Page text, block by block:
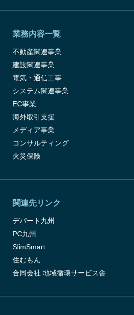
業務内容一覧
不動産関連事業
建設関連事業
電気・通信工事
システム関連事業
EC事業
海外取引支援
メディア事業
コンサルティング
火災保険
関連先リンク
デパート九州
PC九州
SlimSmart
住むもん
合同会社 地域循環サービス舎